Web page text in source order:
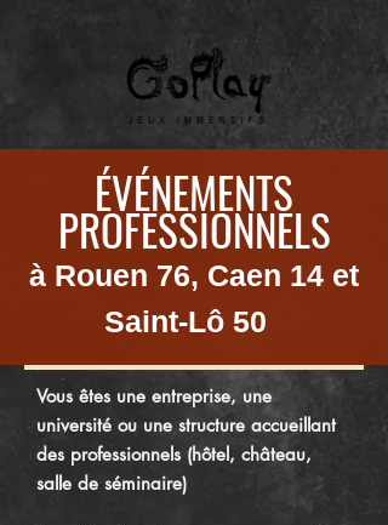
ÉVÉNEMENTS
PROFESSIONNELS
à Rouen 76, Caen 14 et
Saint-Lô 50
Vous êtes une entreprise, une
université ou une structure accueillant
des professionnels (hôtel, château,
salle de séminaire)